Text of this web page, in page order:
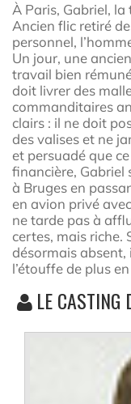
À Paris, Gabriel,
Ancien flic retiré
personnel,
Un jour, une
travail bien
doit livrer des
commanditaires
clairs : il ne doit
des valises et ne
et persuadé que
financière, Gabriel
à Bruges en
en avion privé
ne tarde pas à
certes, mais riche.
désormais absent,
l’étouffe de plus
LE CASTING